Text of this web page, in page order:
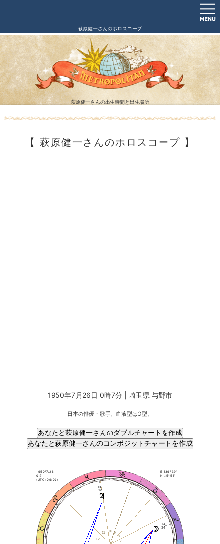
萩原健一さんのホロスコープ
萩原健一さんの出生時間と出生場所
【 萩原健一さんのホロスコープ 】
1950年7月26日 0時7分 | 埼玉県 与野市
日本の俳優・歌手、血液型はO型。
1950/7/26
0:7
(UTC+09:00)
E 139°39'
N 35°51'
7
8
9
10
11
12
14
34
06
10